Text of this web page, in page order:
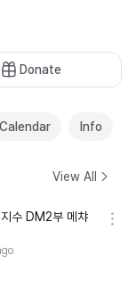
Donate
Calendar Info
View All
수 DM2부 메챠